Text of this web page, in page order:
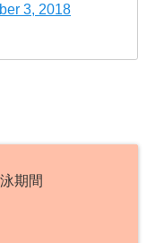
3, 2018
期間